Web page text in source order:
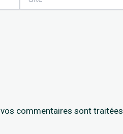
commentaires sont traitées